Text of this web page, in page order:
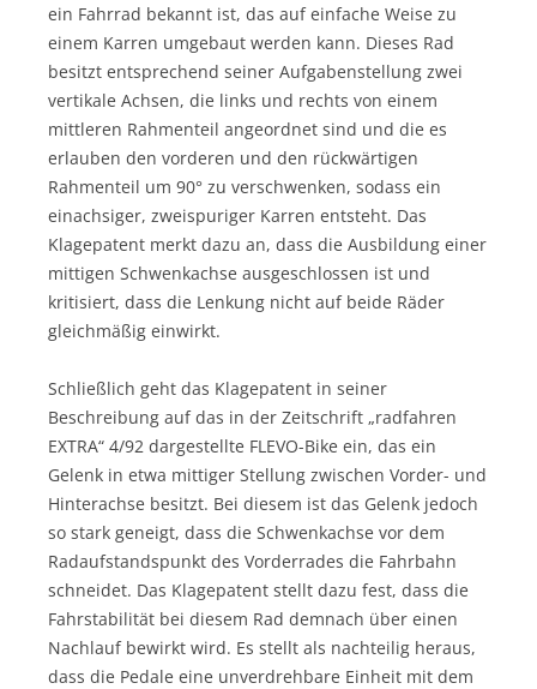
ein Fahrrad bekannt ist, das auf einfache Weise zu
einem Karren umgebaut werden kann. Dieses Rad
besitzt entsprechend seiner Aufgabenstellung zwei
vertikale Achsen, die links und rechts von einem
mittleren Rahmenteil angeordnet sind und die es
erlauben den vorderen und den rückwärtigen
Rahmenteil um 90° zu verschwenken, sodass ein
einachsiger, zweispuriger Karren entsteht. Das
Klagepatent merkt dazu an, dass die Ausbildung einer
mittigen Schwenkachse ausgeschlossen ist und
kritisiert, dass die Lenkung nicht auf beide Räder
gleichmäßig einwirkt.
Schließlich geht das Klagepatent in seiner
Beschreibung auf das in der Zeitschrift „radfahren
EXTRA“ 4/92 dargestellte FLEVO-Bike ein, das ein
Gelenk in etwa mittiger Stellung zwischen Vorder- und
Hinterachse besitzt. Bei diesem ist das Gelenk jedoch
so stark geneigt, dass die Schwenkachse vor dem
Radaufstandspunkt des Vorderrades die Fahrbahn
schneidet. Das Klagepatent stellt dazu fest, dass die
Fahrstabilität bei diesem Rad demnach über einen
Nachlauf bewirkt wird. Es stellt als nachteilig heraus,
dass die Pedale eine unverdrehbare Einheit mit dem